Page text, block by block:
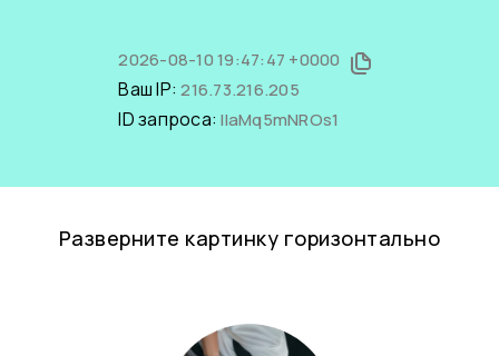
2026-08-10 19:47:47 +0000
Ваш IP:216.73.216.205
ID запроса:llaMq5mNROs1
Разверните картинку горизонтально